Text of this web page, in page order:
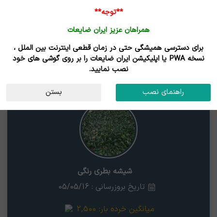
نتایج جستجوی قیمت
استان
شیشه بطری رنگی
تاریخ بروزرسانی : 05/05/16
میانگین خرده بار: 2,500
**توجه**
همراهان عزیز ایران ضایعات
برای دسترسی همیشگی حتی در زمان قطعی اینترنت بین الملل ،
نسخه PWA یا اپلیکیشن ایران ضایعات را بر روی گوشی های خود
نصب نمایید.
راهنمای نصب بستن